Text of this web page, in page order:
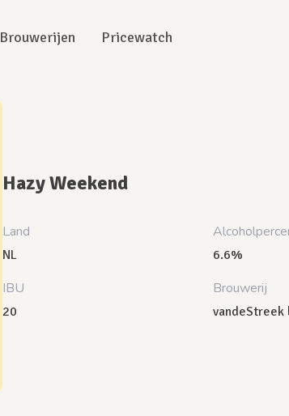
Brouwerijen Pricewatch
Hazy Weekend
Land
NL 6.6%
IBU
20
Brouwerij
vandeStreek